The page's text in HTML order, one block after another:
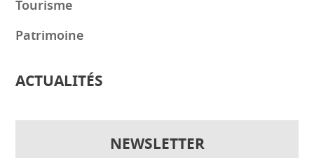
Tourisme
Patrimoine
ACTUALITÉS
NEWSLETTER